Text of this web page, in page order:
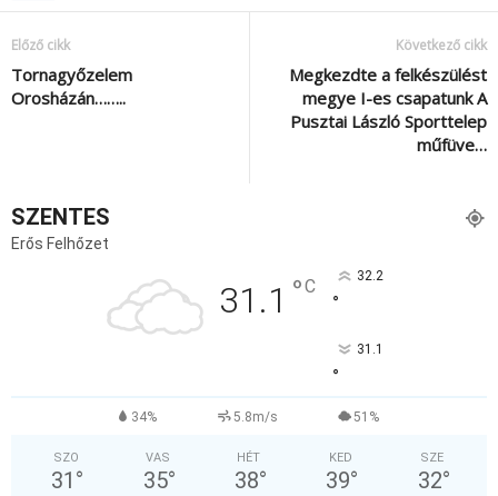
Előző cikk
Tornagyőzelem
Orosházán……..
Következő cikk
Megkezdte a felkészülést
megye I-es csapatunk A
Pusztai László Sporttelep
műfüve…
SZENTES
Erős Felhőzet
31.1 °C 32.2
°
31.1
°
34% 5.8m/s 51%
SZO
31 °
VAS
35°
HÉT
38°
KED
39°
SZE
32°